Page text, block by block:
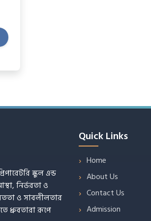
স্কুল এন্ড
নির্ভরতা ও
ও সাবলীলতার
ধ্রুবতারা রূপে
Quick Links
Home
About Us
Contact Us
Admission